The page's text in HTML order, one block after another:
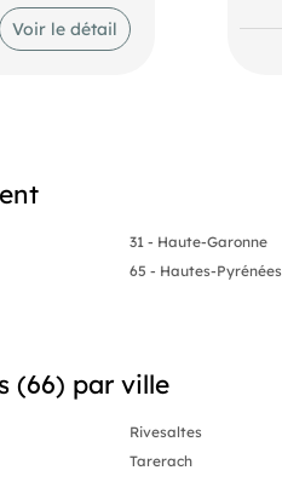
Voir le détail
31 - Haute-Garonne
65 - Hautes-Pyrénées
(66) par ville
Rivesaltes
Tarerach